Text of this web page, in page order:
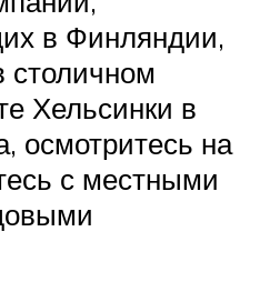
в Финляндии,
столичном
Хельсинки в
осмотритесь на
с местными